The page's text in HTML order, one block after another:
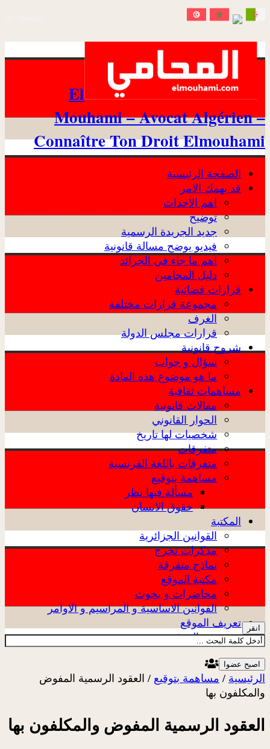
El
Mouhami – Avocat Algérien –
Connaître Ton Droit Elmouhami
الصفحة الرئيسية
قد يهمك الامر
اهم الاحداث
توضيح
جديد الجريدة الرسمية
فيديو يوضح مسالة قانونية
اهم ما جاء في الجرائد
دليل المحامين
قرارات قضائية
مجموعة قرارات مختلفة
الغرف
قرارات مجلس الدولة
شروح قانونية
سؤال و جواب
ما هو موضوع هذه المادة
مساهمات ثقافية
مقالات قانونية
الحوار القانوني
شخصيات لها تاريخ
متفرقات
متفرقات باللغة الفرنسية
مساهمة بتوقيع
مسألة فيها نظر
حقوق الانسان
المكتبة
القوانين الجزائرية
مذكرات تخرج
نماذج متفرقة
مكتبة الموقع
محاضرات و بحوث
القوانين الاساسية و المراسيم و الاوامر
تعريف الموقع
عن الموقع
انقر
اصبح عضوا
الرئيسية / مساهمة بتوقيع / العقود الرسمية المفوض
والمكلفون بها
العقود الرسمية المفوض والمكلفون بها